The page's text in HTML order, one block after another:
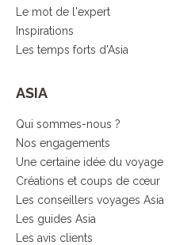
Le mot de l'expert
Inspirations
Les temps forts d'Asia
ASIA
Qui sommes-nous ?
Nos engagements
Une certaine idée du voyage
Créations et coups de cœur
Les conseillers voyages Asia
Les guides Asia
Les avis clients